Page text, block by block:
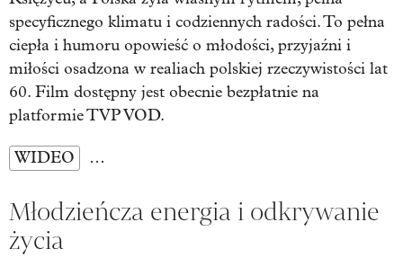
specyficznego klimatu i codziennych radości. To pełna
ciepła i humoru opowieść o młodości, przyjaźni i
miłości osadzona w realiach polskiej rzeczywistości lat
60. Film dostępny jest obecnie bezpłatnie na
platformie TVP VOD.
WIDEO …
Młodzieńcza energia i odkrywanie
życia